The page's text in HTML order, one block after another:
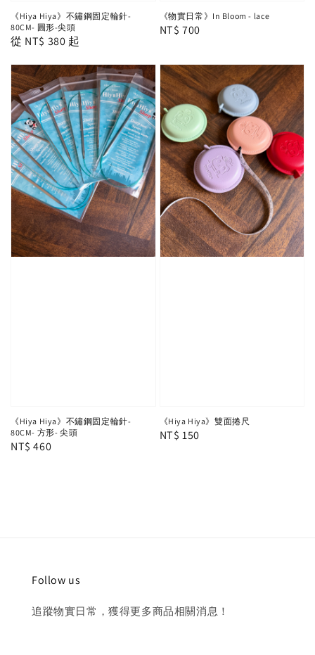
《Hiya Hiya》不鏽鋼固定輪針-
80CM- 圓形-尖頭
Regular
從 NT$ 380 起
《物實日常》In Bloom - lace
Regular
NT$ 700
《Hiya Hiya》不鏽鋼固定輪針-
80CM- 方形- 尖頭
Regular
NT$ 460
《Hiya Hiya》雙面捲尺
Regular
NT$ 150
Follow us
追蹤物實日常，獲得更多商品相關消息！